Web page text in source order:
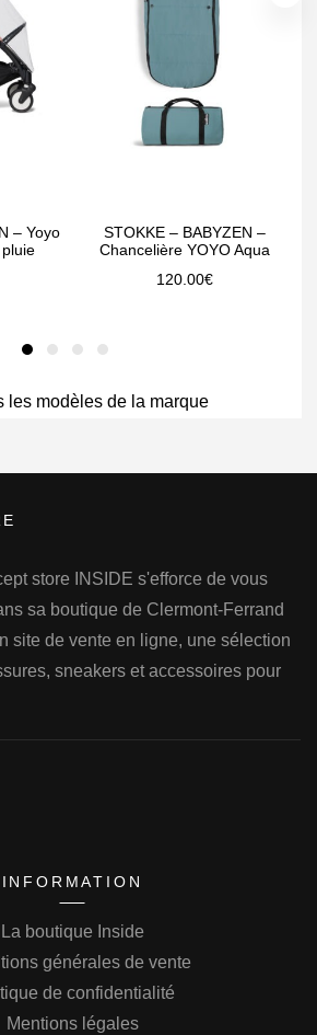
– Yoyo
STOKKE – BABYZEN –
Chancelière YOYO Aqua
120.00€
les modèles de la marque
store INSIDE s'efforce de vous
sa boutique de Clermont-Ferrand
site de vente en ligne, une sélection
sneakers et accessoires pour
INFORMATION
La boutique Inside
générales de vente
de confidentialité
Mentions légales